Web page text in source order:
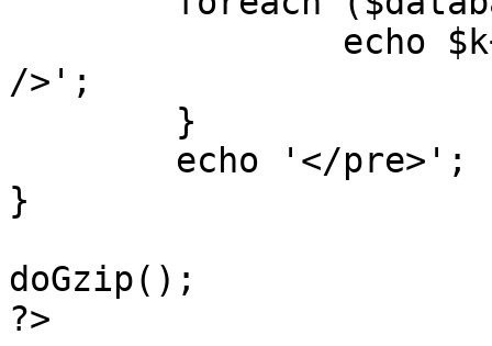
/>';
}
doGzip();
?>